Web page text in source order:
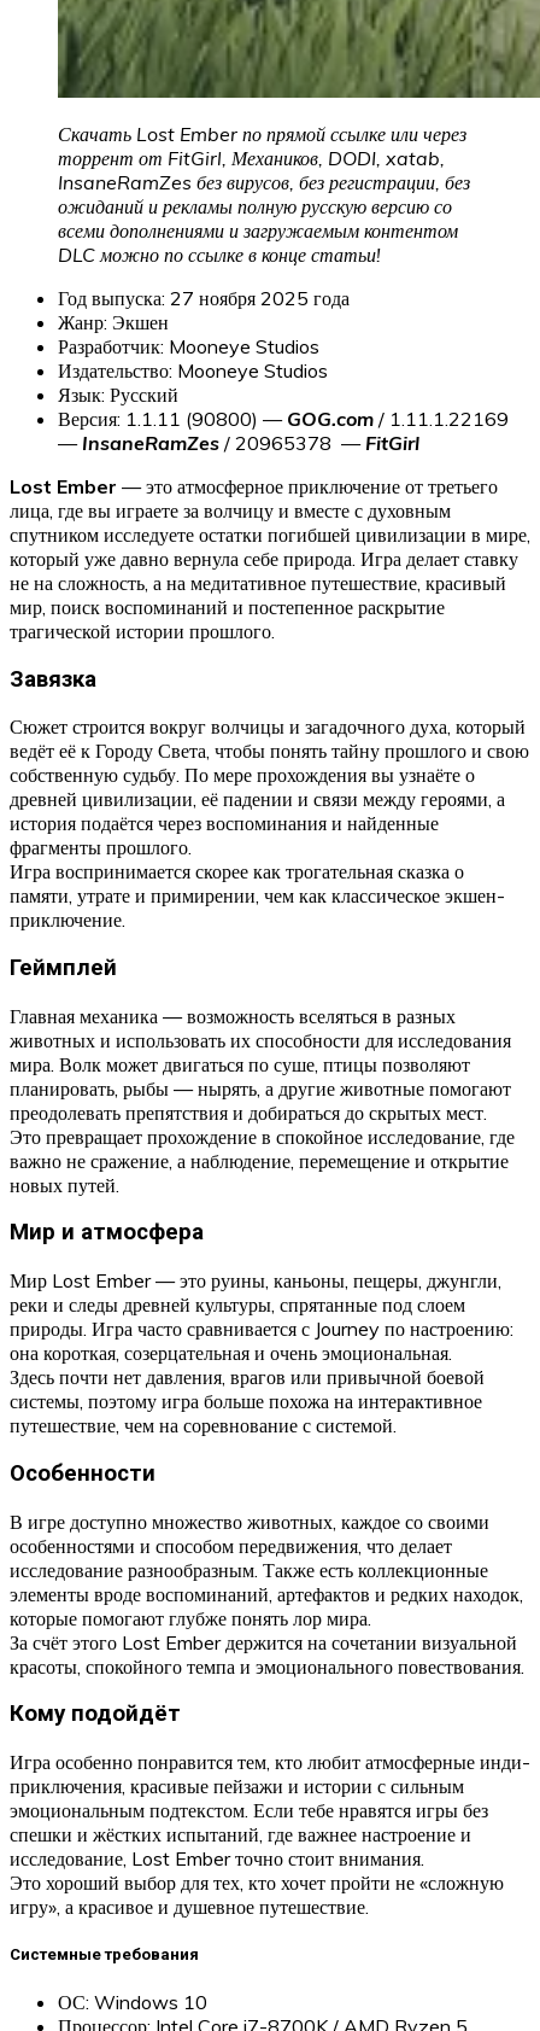
Скачать Lost Ember по прямой ссылке или через
торрент от FitGirl, Механиков, DODI, xatab,
InsaneRamZes без вирусов, без регистрации, без
ожиданий и рекламы полную русскую версию со
всеми дополнениями и загружаемым контентом
DLC можно по ссылке в конце статьи!
Год выпуска: 27 ноября 2025 года
Жанр: Экшен
Разработчик: Mooneye Studios
Издательство: Mooneye Studios
Язык: Русский
Версия: 1.1.11 (90800) — GOG.com / 1.11.1.22169
— InsaneRamZes / 20965378 — FitGirl
Lost Ember — это атмосферное приключение от третьего
лица, где вы играете за волчицу и вместе с духовным
спутником исследуете остатки погибшей цивилизации в мире,
который уже давно вернула себе природа. Игра делает ставку
не на сложность, а на медитативное путешествие, красивый
мир, поиск воспоминаний и постепенное раскрытие
трагической истории прошлого.
Завязка
Сюжет строится вокруг волчицы и загадочного духа, который
ведёт её к Городу Света, чтобы понять тайну прошлого и свою
собственную судьбу. По мере прохождения вы узнаёте о
древней цивилизации, её падении и связи между героями, а
история подаётся через воспоминания и найденные
фрагменты прошлого.
Игра воспринимается скорее как трогательная сказка о
памяти, утрате и примирении, чем как классическое экшен-
приключение.
Геймплей
Главная механика — возможность вселяться в разных
животных и использовать их способности для исследования
мира. Волк может двигаться по суше, птицы позволяют
планировать, рыбы — нырять, а другие животные помогают
преодолевать препятствия и добираться до скрытых мест.
Это превращает прохождение в спокойное исследование, где
важно не сражение, а наблюдение, перемещение и открытие
новых путей.
Мир и атмосфера
Мир Lost Ember — это руины, каньоны, пещеры, джунгли,
реки и следы древней культуры, спрятанные под слоем
природы. Игра часто сравнивается с Journey по настроению:
она короткая, созерцательная и очень эмоциональная.
Здесь почти нет давления, врагов или привычной боевой
системы, поэтому игра больше похожа на интерактивное
путешествие, чем на соревнование с системой.
Особенности
В игре доступно множество животных, каждое со своими
особенностями и способом передвижения, что делает
исследование разнообразным. Также есть коллекционные
элементы вроде воспоминаний, артефактов и редких находок,
которые помогают глубже понять лор мира.
За счёт этого Lost Ember держится на сочетании визуальной
красоты, спокойного темпа и эмоционального повествования.
Кому подойдёт
Игра особенно понравится тем, кто любит атмосферные инди-
приключения, красивые пейзажи и истории с сильным
эмоциональным подтекстом. Если тебе нравятся игры без
спешки и жёстких испытаний, где важнее настроение и
исследование, Lost Ember точно стоит внимания.
Это хороший выбор для тех, кто хочет пройти не «сложную
игру», а красивое и душевное путешествие.
Системные требования
ОС: Windows 10